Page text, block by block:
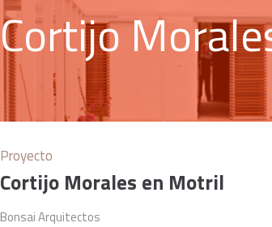
Cortijo
Proyecto
Cortijo Morales en Motril
Bonsai Arquitectos